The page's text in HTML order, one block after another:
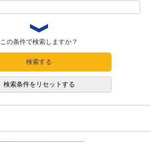
この条件で検索しますか？
検索する
検索条件をリセットする